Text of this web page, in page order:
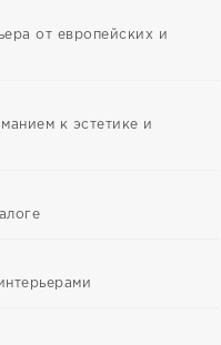
от европейских и
к эстетике и